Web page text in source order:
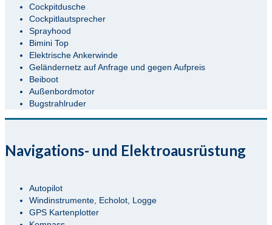
Cockpitdusche
Cockpitlautsprecher
Sprayhood
Bimini Top
Elektrische Ankerwinde
Geländernetz auf Anfrage und gegen Aufpreis
Beiboot
Außenbordmotor
Bugstrahlruder
Navigations- und Elektroausrüstung
Autopilot
Windinstrumente, Echolot, Logge
GPS Kartenplotter